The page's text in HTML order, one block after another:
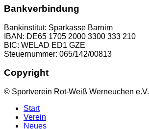
Bankverbindung
Bankinstitut: Sparkasse Barnim
IBAN: DE65 1705 2000 3300 333 210
BIC: WELAD ED1 GZE
Steuernummer: 065/142/00813
Copyright
© Sportverein Rot-Weiß Werneuchen e.V.
Start
Verein
Neues